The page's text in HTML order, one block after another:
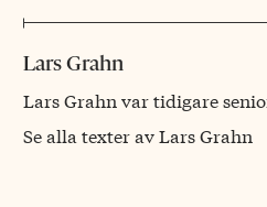
Lars Grahn
Lars Grahn var tidigare
Se alla texter av Lars Grahn